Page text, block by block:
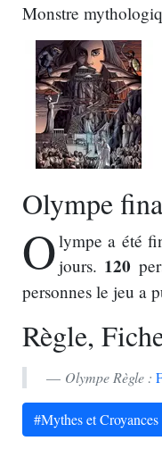
Monstre
Olympe
Olympe a été
jours. 120
personnes le jeu a
Règle,
Olympe Règle :
#Mythes et Croyances